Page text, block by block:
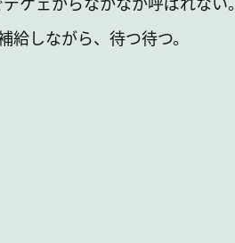
しながら、待つ待つ。